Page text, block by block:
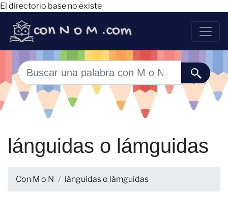
El directorio base no existe
lánguidas o lámguidas
Con M o N lánguidas o lámguidas